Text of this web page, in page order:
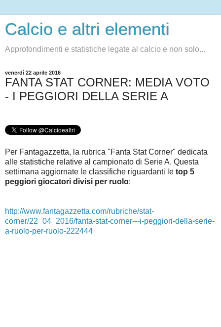
Calcio e altri elementi
Approfondimenti e statistiche legate al calcio e non solo...
venerdì 22 aprile 2016
FANTA STAT CORNER: MEDIA VOTO
- I PEGGIORI DELLA SERIE A
Per Fantagazzetta, la rubrica "Fanta Stat Corner" dedicata
alle statistiche relative al campionato di Serie A. Questa
settimana aggiornate le classifiche riguardanti le top 5
peggiori giocatori divisi per ruolo:
http://www.fantagazzetta.com/rubriche/stat-
corner/22_04_2016/fanta-stat-corner---i-peggiori-della-serie-
a-ruolo-per-ruolo-222444